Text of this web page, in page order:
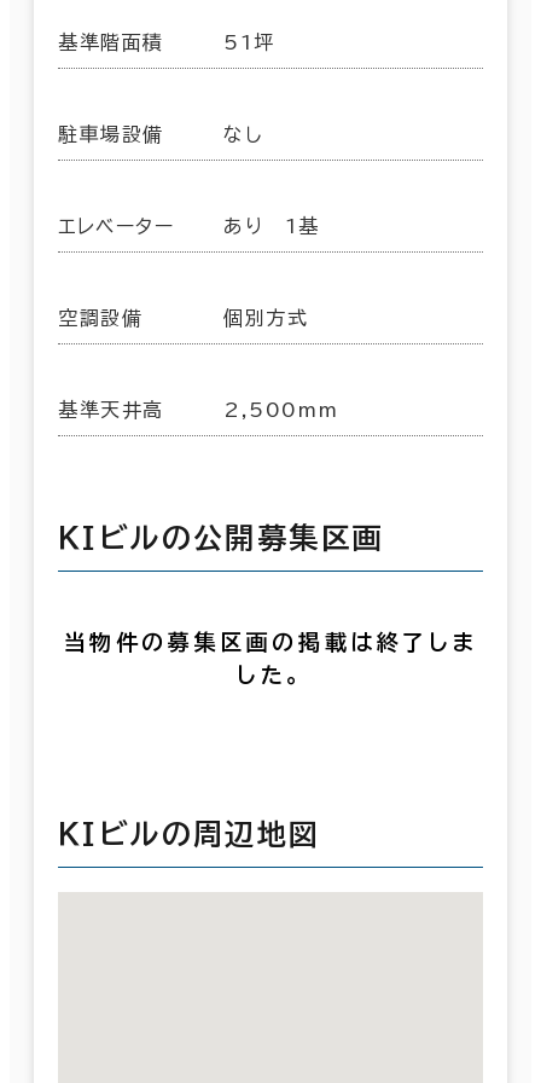
基準階面積 51坪
駐車場設備 なし
エレベーター あり 1基
空調設備 個別方式
基準天井高 2,500mm
ＫＩビルの公開募集区画
当物件の募集区画の掲載は終了しま
した。
ＫＩビルの周辺地図